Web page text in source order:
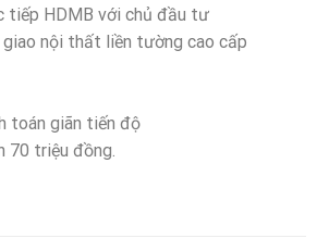
tiếp HDMB với chủ đầu tư
giao nội thất liền tường cao cấp
toán giãn tiến độ
70 triệu đồng.